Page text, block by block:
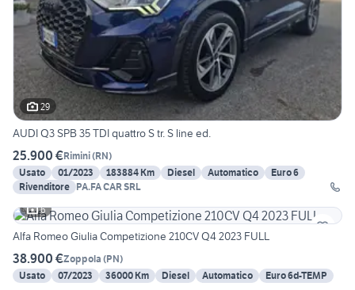
29
AUDI Q3 SPB 35 TDI quattro S tr. S line ed.
25.900 €Rimini(RN)
Usato
01/2023 183884 Km Diesel Automatico
Euro 6
Rivenditore PA.FA CAR SRL
6
Alfa Romeo Giulia Competizione 210CV Q4 2023 FULL
38.900 €Zoppola (PN)
Usato
07/2023 36000 Km Diesel Automatico Euro 6d-TEMP